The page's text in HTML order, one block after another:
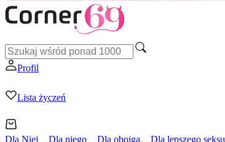
Profil
Lista życzeń
Dla Niej Dla niego Dla obojga Dla lepszego seksu